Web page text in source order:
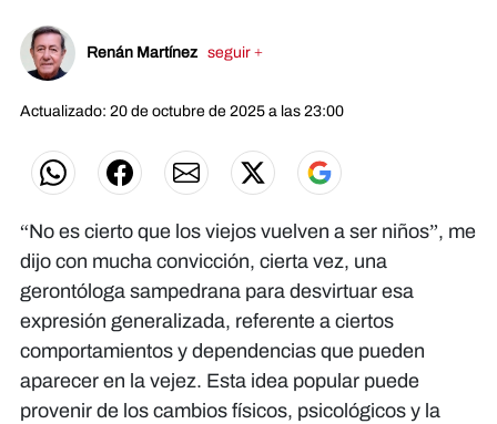
Renán Martínez seguir +
Actualizado: 20 de octubre de 2025 a las 23:00
“No es cierto que los viejos vuelven a ser niños”, me
dijo con mucha convicción, cierta vez, una
gerontóloga sampedrana para desvirtuar esa
expresión generalizada, referente a ciertos
comportamientos y dependencias que pueden
aparecer en la vejez. Esta idea popular puede
provenir de los cambios físicos, psicológicos y la